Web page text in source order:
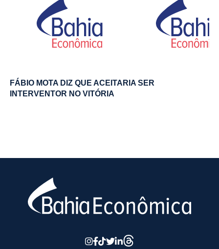
FÁBIO MOTA DIZ QUE ACEITARIA SER
INTERVENTOR NO VITÓRIA